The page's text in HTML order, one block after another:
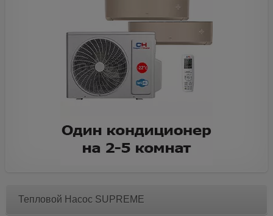
Тепловой Насос SUPREME